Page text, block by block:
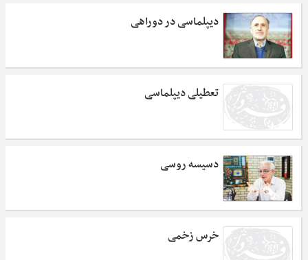
دیپلماسی در دوراهی
تعطیلی دیپلماسی
دسیسه روسی
خرس زخمی